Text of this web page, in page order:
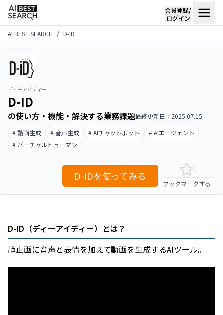
会員登録/
ログイン
AI BEST SEARCH
D-ID
ディーアイディー
D-ID
の使い方・機能・解決する業務課題最終更新日：2025.07.15
# 動画生成
# 音声生成 # AIチャットボット
# AIエージェント
# バーチャルヒューマン
ブックマークする
D-IDを使ってみる
D-ID（ディーアイディー）とは？
静止画に音声と表情を加えて動画を生成するAIツール。